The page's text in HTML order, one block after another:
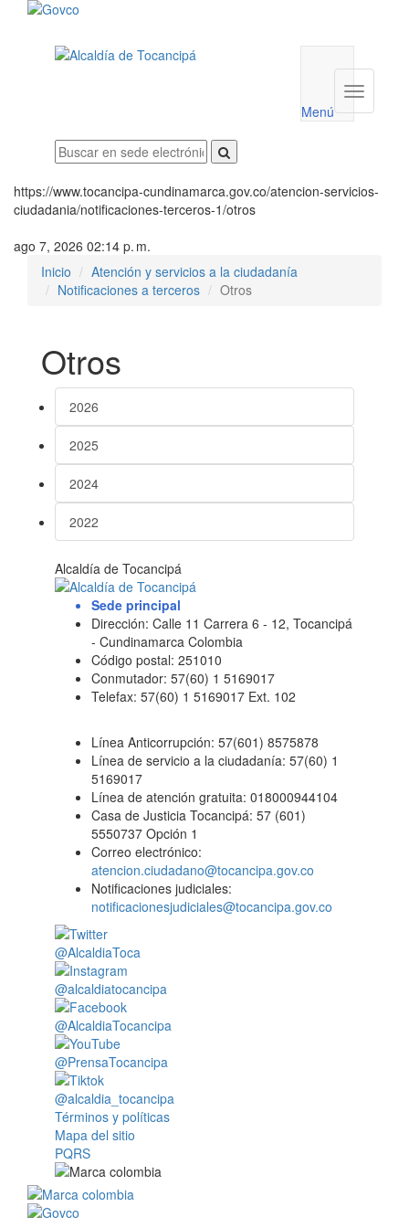
utilidades
Menú
Menú
https://www.tocancipa-cundinamarca.gov.co/atencion-servicios-
ciudadania/notificaciones-terceros-1/otros
ago 7, 2026 02:14 p. m.
Inicio
Atención y servicios a la ciudadanía
Notificaciones a terceros
Otros
Otros
2026
2025
2024
2022
Alcaldía de Tocancipá
Sede principal
Dirección: Calle 11 Carrera 6 - 12, Tocancipá
- Cundinamarca Colombia
Código postal: 251010
Conmutador: 57(60) 1 5169017
Telefax: 57(60) 1 5169017 Ext. 102
Línea Anticorrupción: 57(601) 8575878
Línea de servicio a la ciudadanía: 57(60) 1
5169017
Línea de atención gratuita: 018000944104
Casa de Justicia Tocancipá: 57 (601)
5550737 Opción 1
Correo electrónico:
atencion.ciudadano@tocancipa.gov.co
Notificaciones judiciales:
notificacionesjudiciales@tocancipa.gov.co
@AlcaldiaToca
@alcaldiatocancipa
@AlcaldiaTocancipa
@PrensaTocancipa
@alcaldia_tocancipa
Términos y políticas
Mapa del sitio
PQRS